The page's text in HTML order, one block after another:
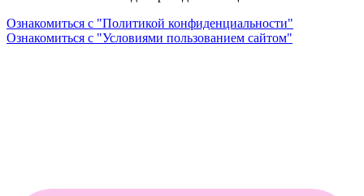
Ознакомиться с "Политикой конфиденциальности"
Ознакомиться с "Условиями пользованием сайтом"